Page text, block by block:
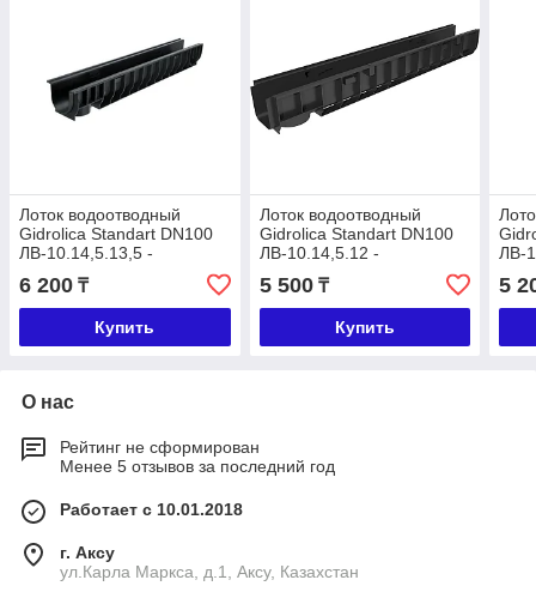
Лоток водоотводный
Gidrolica Standart DN100
ЛВ-10.14,5.13,5 -
пластиковый
6 200 ₸
Купить
Лоток водоотводный
Gidrolica Standart DN100
ЛВ-10.14,5.12 -
пластиковый
5 500₸
Купить
ЛВ-
5
О нас
Рейтинг не сформирован
Менее 5 отзывов за последний год
Работает с 10.01.2018
г. Аксу
ул.Карла Маркса, д.1, Аксу, Казахстан